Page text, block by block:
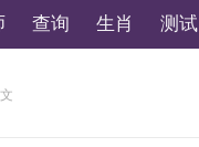
查询 生肖 测试